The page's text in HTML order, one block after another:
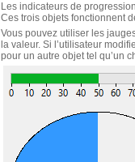
Les indicateurs de
Ces trois objets fonctionnent
Vous pouvez utiliser les
la valeur. Si l’utilisateur
pour un autre objet tel qu’un